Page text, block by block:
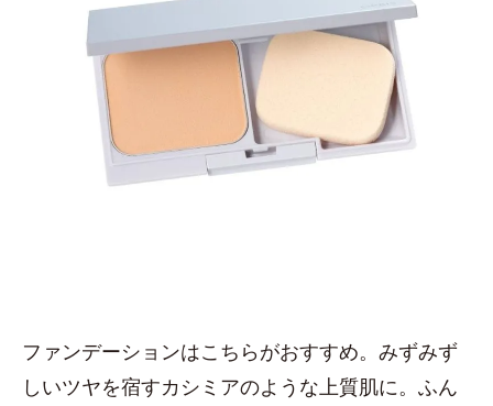
ファンデーションはこちらがおすすめ。みずみず
しいツヤを宿すカシミアのような上質肌に。ふん